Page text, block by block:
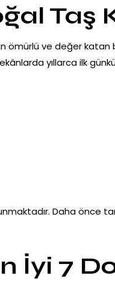
Taş
ömürlü ve değer katan
yıllarca ilk
Daha önce
İyi 7